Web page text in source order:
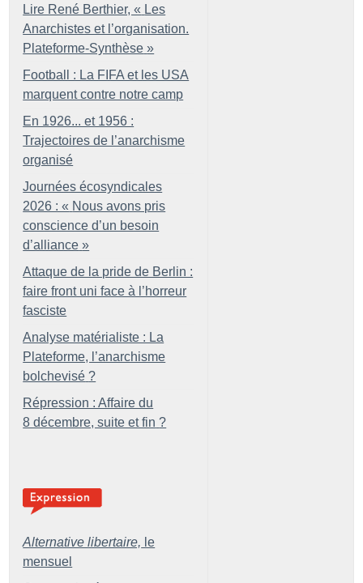
Lire René Berthier, « Les
Anarchistes et l’organisation.
Plateforme-Synthèse »
Football : La FIFA et les USA
marquent contre notre camp
En 1926... et 1956 :
Trajectoires de l’anarchisme
organisé
Journées écosyndicales
2026 : « Nous avons pris
conscience d’un besoin
d’alliance »
Attaque de la pride de Berlin :
faire front uni face à l’horreur
fasciste
Analyse matérialiste : La
Plateforme, l’anarchisme
bolchevisé ?
Répression : Affaire du
8 décembre, suite et fin ?
Alternative libertaire, le
mensuel